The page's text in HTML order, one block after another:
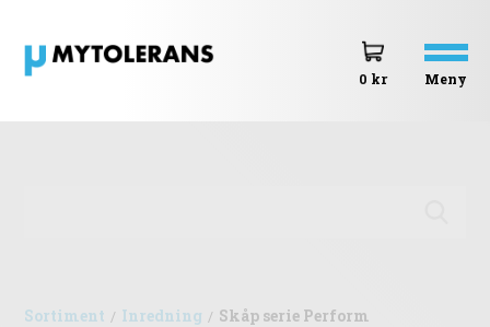
0 kr Meny
Sortiment / Inredning / Skåp serie Perform